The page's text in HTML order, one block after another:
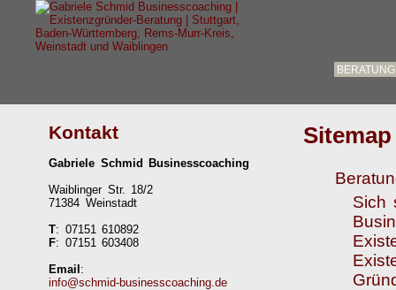
BERATUNG
Kontakt
Gabriele Schmid Businesscoaching
Waiblinger Str. 18/2
71384 Weinstadt
T: 07151 610892
F: 07151 603408
Email :
info@schmid-businesscoaching.de
Sitemap
Sich